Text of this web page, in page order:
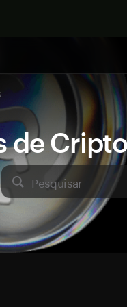
de
Pesquisar